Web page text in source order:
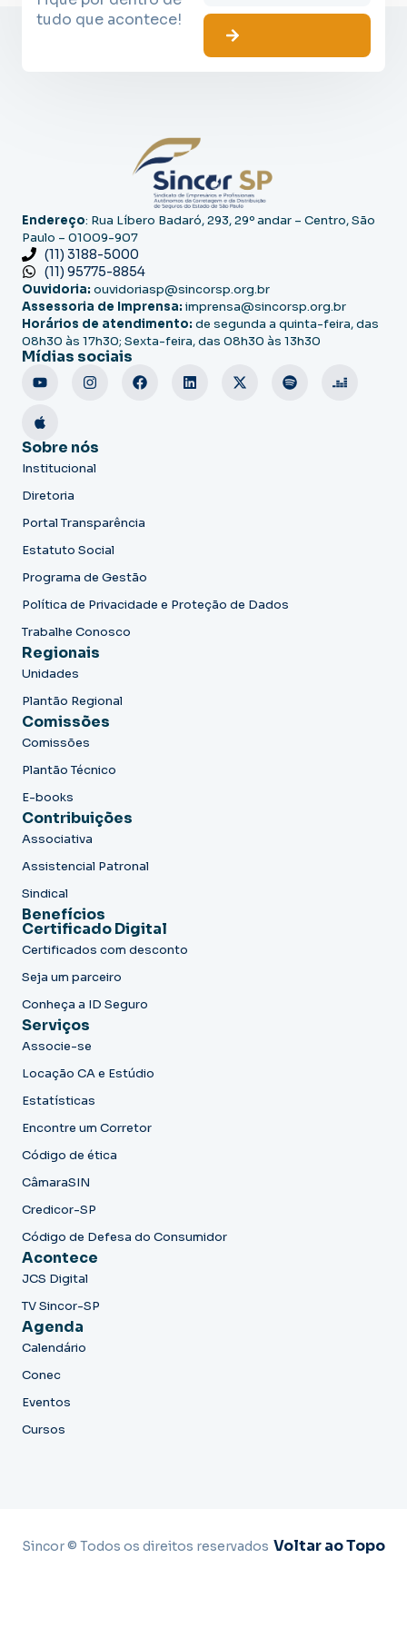
tudo que acontece!
Endereço: Rua Líbero Badaró, 293, 29º andar – Centro, São
Paulo – 01009-907
(11) 3188-5000
(11) 95775-8854
Ouvidoria: ouvidoriasp@sincorsp.org.br
Assessoria de Imprensa: imprensa@sincorsp.org.br
Horários de atendimento: de segunda a quinta-feira, das
08h30 às 17h30; Sexta-feira, das 08h30 às 13h30
Mídias sociais
Sobre nós
Institucional
Diretoria
Portal Transparência
Estatuto Social
Programa de Gestão
Política de Privacidade e Proteção de Dados
Trabalhe Conosco
Regionais
Unidades
Plantão Regional
Comissões
Comissões
Plantão Técnico
E-books
Contribuições
Associativa
Assistencial Patronal
Sindical
Benefícios
Certificado Digital
Certificados com desconto
Seja um parceiro
Conheça a ID Seguro
Serviços
Associe-se
Locação CA e Estúdio
Estatísticas
Encontre um Corretor
Código de ética
CâmaraSIN
Credicor-SP
Código de Defesa do Consumidor
Acontece
JCS Digital
TV Sincor-SP
Agenda
Calendário
Conec
Eventos
Cursos
Sincor © Todos os direitos reservados Voltar ao Topo